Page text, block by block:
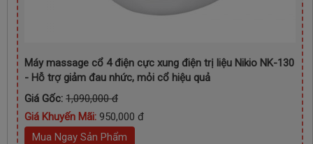
Máy massage cổ 4 điện cực xung điện trị liệu Nikio NK-130
- Hỗ trợ giảm đau nhức, mỏi cổ hiệu quả
Giá Gốc: 1,090,000 đ
Giá Khuyến Mãi: 950,000 đ
Mua Ngay Sản Phẩm